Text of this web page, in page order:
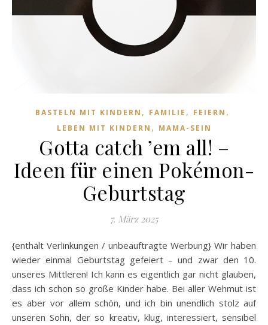
BASTELN MIT KINDERN , FAMILIE , FEIERN ,
LEBEN MIT KINDERN , MAMA-SEIN
Gotta catch ’em all! –
Ideen für einen Pokémon-
Geburtstag
7. März 2025
{enthält Verlinkungen / unbeauftragte Werbung} Wir haben
wieder einmal Geburtstag gefeiert – und zwar den 10.
unseres Mittleren! Ich kann es eigentlich gar nicht glauben,
dass ich schon so große Kinder habe. Bei aller Wehmut ist
es aber vor allem schön, und ich bin unendlich stolz auf
unseren Sohn, der so kreativ, klug, interessiert, sensibel